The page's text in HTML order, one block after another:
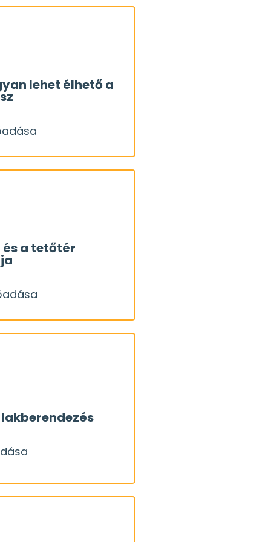
lehet élhető a
Mitől "macerásabb",
lehetséges módjai
a tetőtér
és mit tehetünk a
utólag is?
hogy jól érezzük
sok minden másra
gondolni ennek
példa!